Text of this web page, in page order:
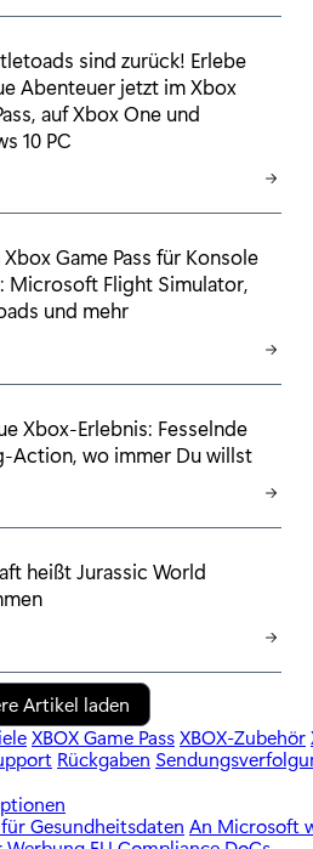
sind zurück! Erlebe
Abenteuer jetzt im Xbox
auf Xbox One und
10 PC
Game Pass für Konsole
Microsoft Flight Simulator,
und mehr
Xbox-Erlebnis: Fesselnde
Action, wo immer Du willst
heißt Jurassic World
Artikel laden
XBOX Game PassXBOX-Zubehör
Rückgaben
Gesundheitsdaten An Microsoft